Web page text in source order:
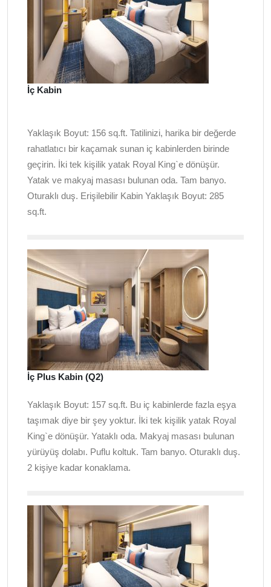
İç Kabin
Yaklaşık Boyut: 156 sq.ft. Tatilinizi, harika bir değerde
rahatlatıcı bir kaçamak sunan iç kabinlerden birinde
geçirin. İki tek kişilik yatak Royal King`e dönüşür.
Yatak ve makyaj masası bulunan oda. Tam banyo.
Oturaklı duş. Erişilebilir Kabin Yaklaşık Boyut: 285
sq.ft.
İç Plus Kabin (Q2)
Yaklaşık Boyut: 157 sq.ft. Bu iç kabinlerde fazla eşya
taşımak diye bir şey yoktur. İki tek kişilik yatak Royal
King`e dönüşür. Yataklı oda. Makyaj masası bulunan
yürüyüş dolabı. Puflu koltuk. Tam banyo. Oturaklı duş.
2 kişiye kadar konaklama.